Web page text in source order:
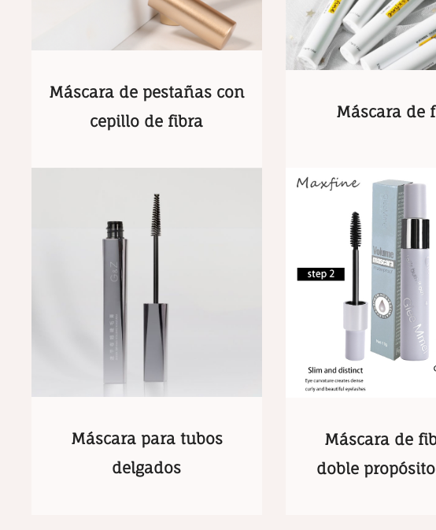
Máscara de pestañas con
cepillo de fibra
Máscara de
Máscara para tubos
delgados
Máscara de
doble